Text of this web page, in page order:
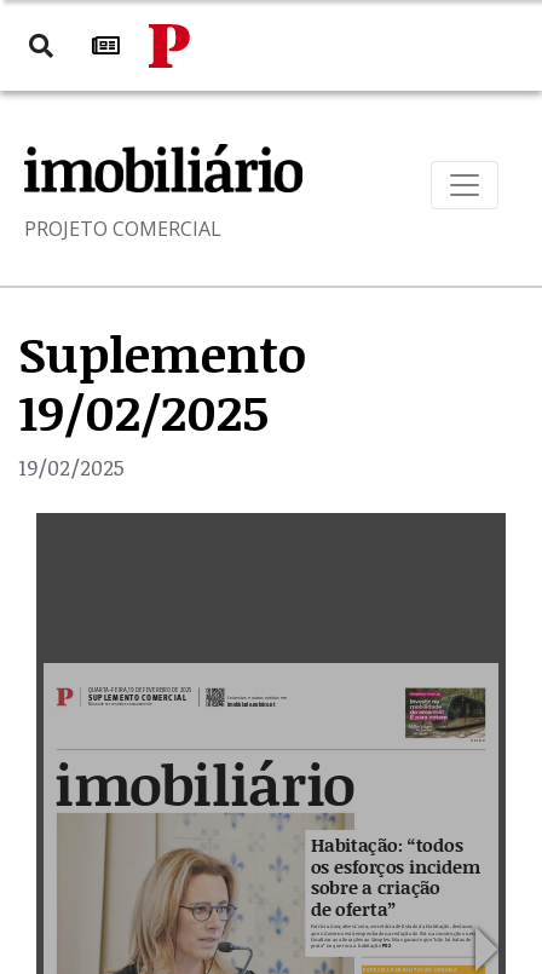
PROJETO COMERCIAL
Suplemento
19/02/2025
19/02/2025